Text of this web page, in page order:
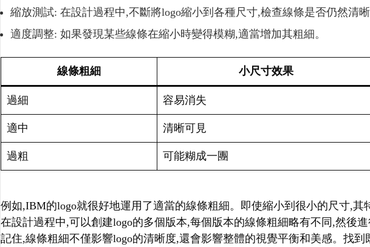
縮放測試: 在設計過程中,不斷將logo縮小到各種尺寸,檢查線條是否仍然清晰
適度調整: 如果發現某些線條在縮小時變得模糊,適當增加其粗細。
線條粗細 小尺寸效果
過細 容易消失
適中 清晰可見
過粗 可能糊成一團
例如,IBM的logo就很好地運用了適當的線條粗細。即使縮小到很小的尺寸,其
在設計過程中,可以創建logo的多個版本,每個版本的線條粗細略有不同,然後進
記住,線條粗細不僅影響logo的清晰度,還會影響整體的視覺平衡和美感。找